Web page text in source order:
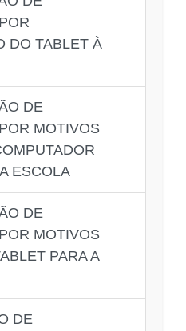
DO TABLET À
DE
MOTIVOS
ESCOLA
DE
MOTIVOS
PARA A
DE